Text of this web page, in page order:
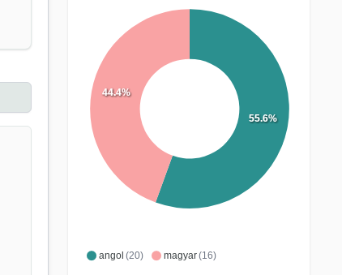
angol (20) magyar(16)
55.6%
44.4%